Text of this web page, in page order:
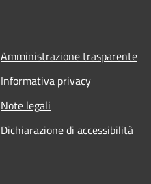
Amministrazione trasparente
Informativa privacy
Note legali
Dichiarazione di accessibilità